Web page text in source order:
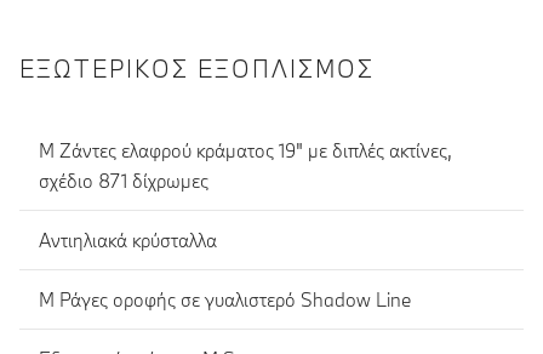
ΕΞΩΤΕΡΙΚΌΣ ΕΞΟΠΛΙΣΜΌΣ
M Ζάντες ελαφρού κράματος 19" με διπλές ακτίνες,
σχέδιο 871 δίχρωμες
Αντιηλιακά κρύσταλλα
M Ράγες οροφής σε γυαλιστερό Shadow Line